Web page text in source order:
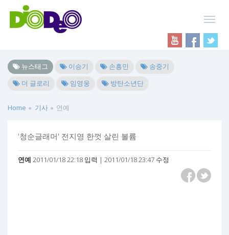
뉴스태그 이승기 손흥민
송중기
더 글로리
임영웅 방탄소년단
Home 기사 연예
'청순글래머' 전지영 한껏 살린 볼륨
연예 2011/01/18 22:18 입력 | 2011/01/18 23:47 수정